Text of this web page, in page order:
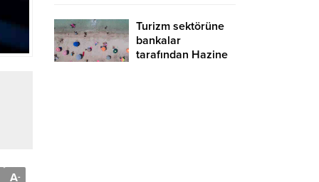
A-
Turizm sektörüne
bankalar
tarafından Hazine